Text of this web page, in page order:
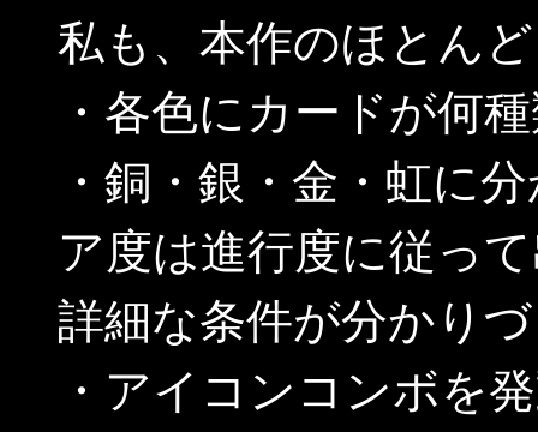
私も、本作のほとん
・各色にカードが何
・銅・銀・金・虹に
ア度は進行度に従っ
詳細な条件が分かり
・アイコンコンボを